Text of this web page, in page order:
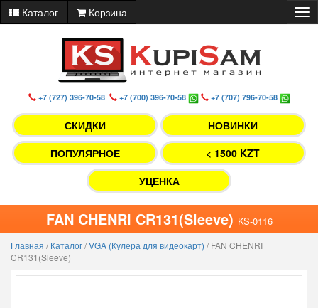
Каталог Корзина
+7 (727) 396-70-58 +7 (700) 396-70-58 +7 (707) 796-70-58
СКИДКИ
НОВИНКИ
ПОПУЛЯРНОЕ
< 1500 KZT
УЦЕНКА
FAN CHENRI CR131(Sleeve) KS-0116
Главная /Каталог/VGA (Кулера для видеокарт) /FAN CHENRI
CR131(Sleeve)